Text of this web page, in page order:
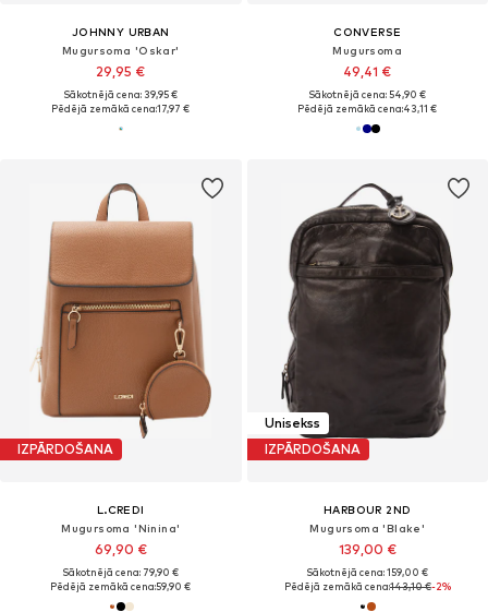
JOHNNY URBAN
Mugursoma 'Oskar'
29,95 €
Sākotnējā cena: 39,95 €
Pēdējā zemākā cena:17,97 €
CONVERSE
Mugursoma
49,41 €
Sākotnējā cena: 54,90 €
Pēdējā zemākā cena:43,11 €
IZPĀRDOŠANA
L.CREDI
Mugursoma 'Ninina'
69,90 €
Sākotnējā cena: 79,90 €
Pēdējā zemākā cena:59,90 €
Unisekss
IZPĀRDOŠANA
HARBOUR 2ND
Mugursoma 'Blake'
139,00 €
Sākotnējā cena: 159,00 €
Pēdējā zemākā cena:143,10 €-2%